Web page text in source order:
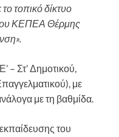
τοπικό δίκτυο
ΚΕΠΕΑ Θέρμης
Ε’ – Στ’ Δημοτικού,
με
με τη βαθμίδα.
εκπαίδευσης του